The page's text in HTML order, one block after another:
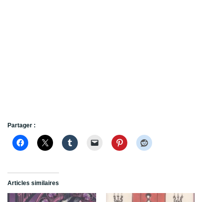
Partager :
Articles similaires